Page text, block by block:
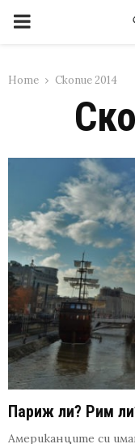
PRIMARY
Home Скопие 2014
Париж ли? Рим
Американците си